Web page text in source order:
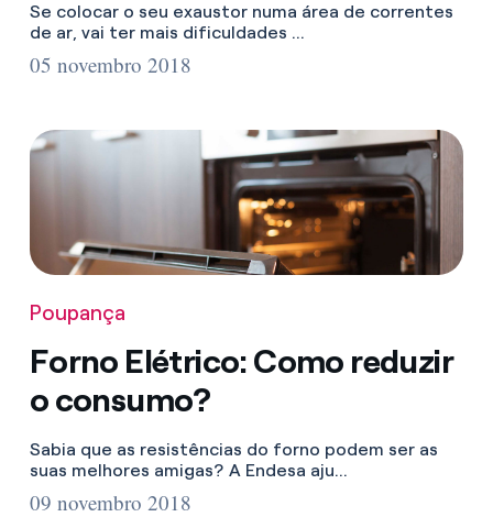
Se colocar o seu exaustor numa área de correntes
de ar, vai ter mais dificuldades ...
05 novembro 2018
Poupança
Forno Elétrico: Como reduzir
o consumo?
Sabia que as resistências do forno podem ser as
suas melhores amigas? A Endesa aju...
09 novembro 2018